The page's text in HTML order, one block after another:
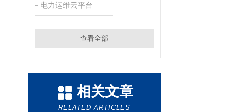
电力运维云平台
查看全部
相关文章
RELATED ARTICLES